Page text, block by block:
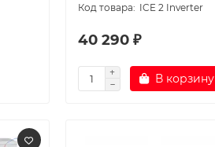
ICE 2 Inverter
40 290 ₽
В корзину